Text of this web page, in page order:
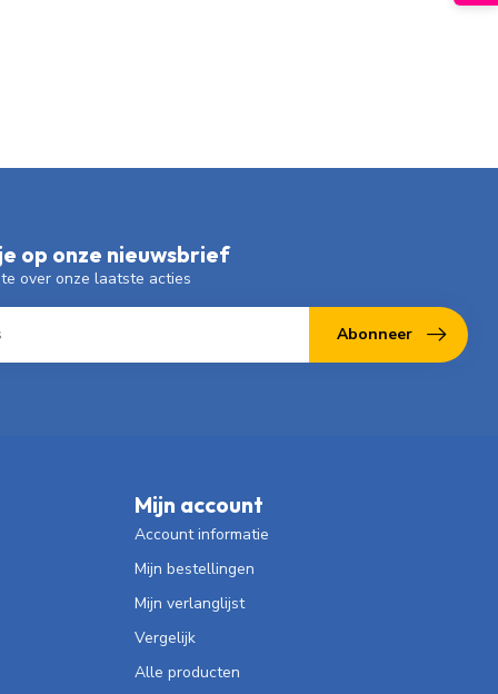
op onze nieuwsbrief
over onze laatste acties
Abonneer
Mijn account
Account informatie
Mijn bestellingen
Mijn verlanglijst
Vergelijk
Alle producten